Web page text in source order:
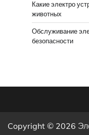
Какие электро
животных
Обслуживание
безопасности
Copyright © 2026